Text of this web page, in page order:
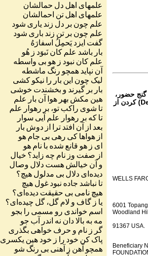
علمهای اهل دل حمالشان
علمهای اهل تن احمالشان
علم چون بر دل زند یاری شود
علم چون بر تن زند باری شود
گفت ایزد یَحمِلُ اسفارَهُ
بار باشد علم کان نَبوَد ز هُو
علم کان نبود ز هو بی واسطه
آن نپاید همچو رنگ ماشطه
لیک چون این بار را نیکو کشی
بار بر گیرند و بخشندت خوشی
هین مکش بهر هوا آن بار علم
تا شوی راکب تو، بر رهوار علم
تا که بر رهوار علم آیی سوار
بعد از آن افتد ترا از دوش بار
از هواها کی رهی بی جام هو
ای ز هو قانع شده با نام هو
از صفت وز نام چه زاید؟ خیال
و آن خیالش هست دلال وصال
دیده ای دلال بی مدلول هیچ؟
تا نباشد جاده نبود غول هیچ
هیچ نامی بی حقیقت دیده ای؟
یا ز گاف و لام گل، گل چیده ای؟
اسم خواندی رو مسمی را
بجو
مه به بالادان نه اندر آب جو
گر ز نام و حرف خواهی بگذری
پاک کن خود را ز خود هین یکسری
همچو آهن ز آهنی بی رنگ شو
گنج حضور،
از تمام نقاط دنیا غیر از ایران، یا واریز (Deposit) کردن از
WELLS
6001
Woodland
91367 USA.
Beneficiary